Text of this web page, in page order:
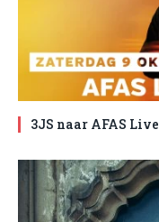
3JS naar AFAS Live